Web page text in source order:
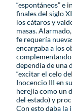
“espontáneos” e
finales del siglo
los cátaros y
masas.
fe requería
encargaba a los
dependía de una
“excitar el celo
Inocencio III en
herejía como un
del estado) y
Con esto daba la